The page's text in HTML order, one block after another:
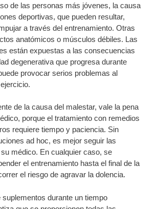
de las personas más jóvenes, la causa
deportivas, que pueden resultar,
a través del entrenamiento. Otras
anatómicos o músculos débiles. Las
están expuestas a las consecuencias
degenerativa que progresa durante
provocar serios problemas al
de la causa del malestar, vale la pena
porque el tratamiento con remedios
requiere tiempo y paciencia. Sin
ad hoc, es mejor seguir las
médico. En cualquier caso, se
el entrenamiento hasta el final de la
el riesgo de agravar la dolencia.
suplementos durante un tiempo